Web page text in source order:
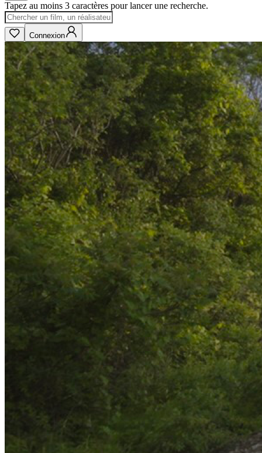
Tapez au moins 3 caractères pour lancer une recherche.
Connexion